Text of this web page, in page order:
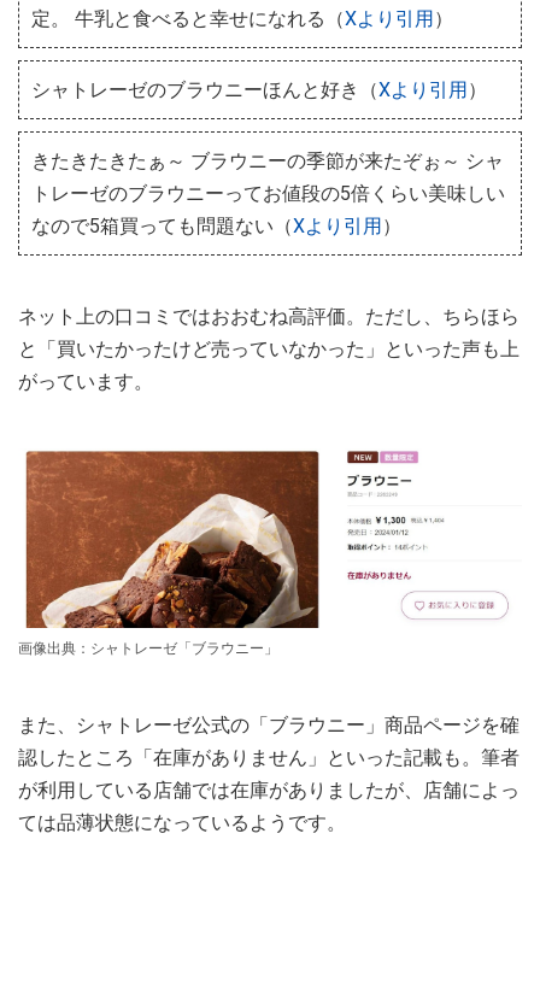
定。 牛乳と食べると幸せになれる（Xより引用）
シャトレーゼのブラウニーほんと好き（Xより引用）
きたきたきたぁ～ ブラウニーの季節が来たぞぉ～ シャ
トレーゼのブラウニーってお値段の5倍くらい美味しい
なので5箱買っても問題ない（Xより引用）
ネット上の口コミではおおむね高評価。ただし、ちらほら
と「買いたかったけど売っていなかった」といった声も上
がっています。
画像出典：シャトレーゼ「ブラウニー」
また、シャトレーゼ公式の「ブラウニー」商品ページを確
認したところ「在庫がありません」といった記載も。筆者
が利用している店舗では在庫がありましたが、店舗によっ
ては品薄状態になっているようです。